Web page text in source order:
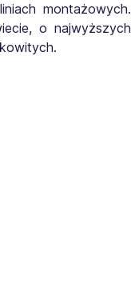
montażowych.
o najwyższych